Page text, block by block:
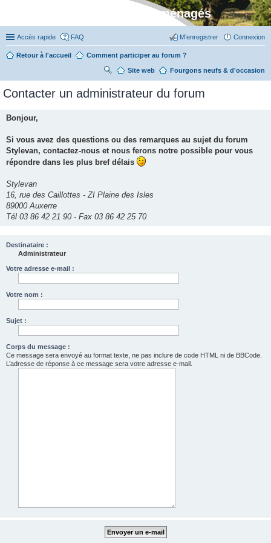
Stylevan - Vans aménagés
Accès rapide FAQ Connexion
M’enregistrer
Retour à l'accueil Comment participer au forum ?
Fourgons neufs & d'occasion
Site web
R
her
Contacter un administrateur du forum
Bonjour,
Si vous avez des questions ou des remarques au sujet du forum
Stylevan, contactez-nous et nous ferons notre possible pour vous
répondre dans les plus bref délais
Stylevan
16, rue des Caillottes - ZI Plaine des Isles
89000 Auxerre
Tél 03 86 42 21 90 - Fax 03 86 42 25 70
Destinataire :
Administrateur
Votre adresse e-mail :
Votre nom :
Sujet :
Corps du message :
Ce message sera envoyé au format texte, ne pas inclure de code HTML ni de BBCode.
L’adresse de réponse à ce message sera votre adresse e-mail.